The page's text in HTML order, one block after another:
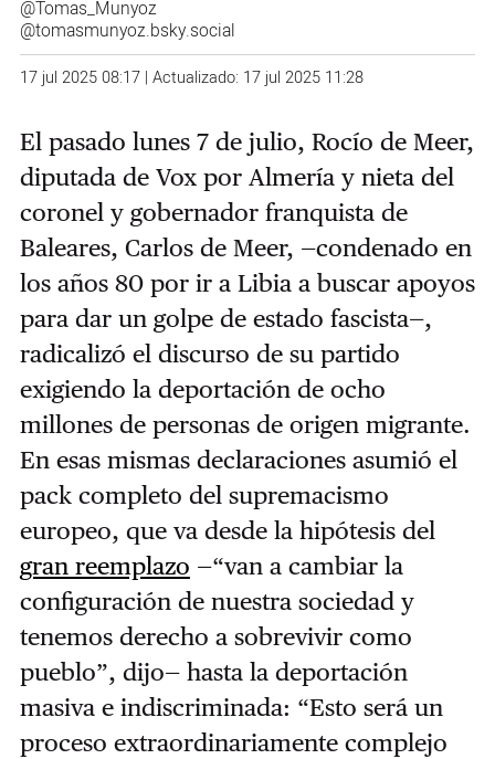
@Tomas_Munyoz
@tomasmunyoz.bsky.social
17 jul 2025 08:17 | Actualizado: 17 jul 2025 11:28
El pasado lunes 7 de julio, Rocío de Meer,
diputada de Vox por Almería y nieta del
coronel y gobernador franquista de
Baleares, Carlos de Meer, —condenado en
los años 80 por ir a Libia a buscar apoyos
para dar un golpe de estado fascista—,
radicalizó el discurso de su partido
exigiendo la deportación de ocho
millones de personas de origen migrante.
En esas mismas declaraciones asumió el
pack completo del supremacismo
europeo, que va desde la hipótesis del
gran reemplazo —“van a cambiar la
configuración de nuestra sociedad y
tenemos derecho a sobrevivir como
pueblo”, dijo— hasta la deportación
masiva e indiscriminada: “Esto será un
proceso extraordinariamente complejo